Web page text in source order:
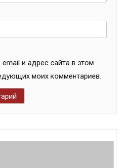
и адрес сайта в этом
моих комментариев.